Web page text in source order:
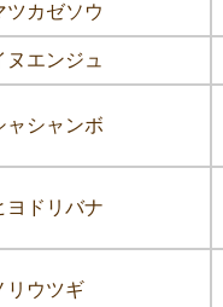
ツカゼソウ
ヌエンジュ
ャシャンボ
ヨドリバナ
リウツギ